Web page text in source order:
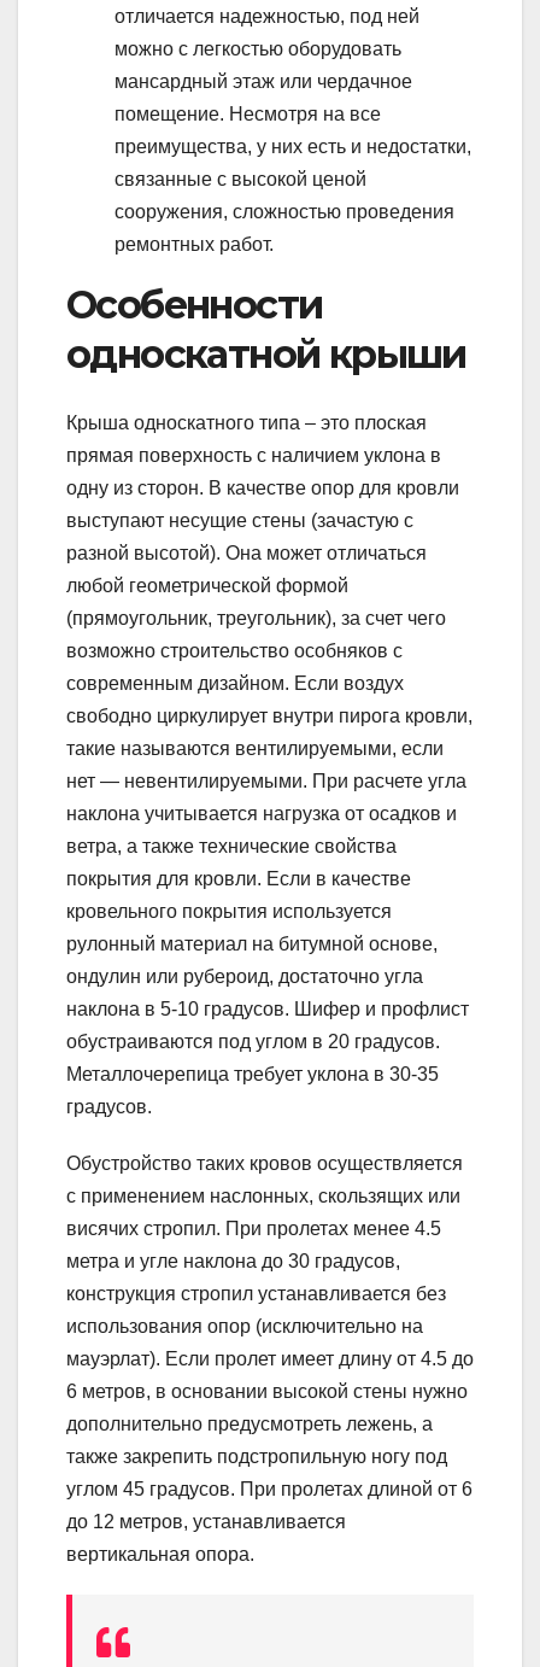
отличается надежностью, под ней
можно с легкостью оборудовать
мансардный этаж или чердачное
помещение. Несмотря на все
преимущества, у них есть и недостатки,
связанные с высокой ценой
сооружения, сложностью проведения
ремонтных работ.
Особенности
односкатной крыши
Крыша односкатного типа – это плоская
прямая поверхность с наличием уклона в
одну из сторон. В качестве опор для кровли
выступают несущие стены (зачастую с
разной высотой). Она может отличаться
любой геометрической формой
(прямоугольник, треугольник), за счет чего
возможно строительство особняков с
современным дизайном. Если воздух
свободно циркулирует внутри пирога кровли,
такие называются вентилируемыми, если
нет — невентилируемыми. При расчете угла
наклона учитывается нагрузка от осадков и
ветра, а также технические свойства
покрытия для кровли. Если в качестве
кровельного покрытия используется
рулонный материал на битумной основе,
ондулин или рубероид, достаточно угла
наклона в 5-10 градусов. Шифер и профлист
обустраиваются под углом в 20 градусов.
Металлочерепица требует уклона в 30-35
градусов.
Обустройство таких кровов осуществляется
с применением наслонных, скользящих или
висячих стропил. При пролетах менее 4.5
метра и угле наклона до 30 градусов,
конструкция стропил устанавливается без
использования опор (исключительно на
мауэрлат). Если пролет имеет длину от 4.5 до
6 метров, в основании высокой стены нужно
дополнительно предусмотреть лежень, а
также закрепить подстропильную ногу под
углом 45 градусов. При пролетах длиной от 6
до 12 метров, устанавливается
вертикальная опора.